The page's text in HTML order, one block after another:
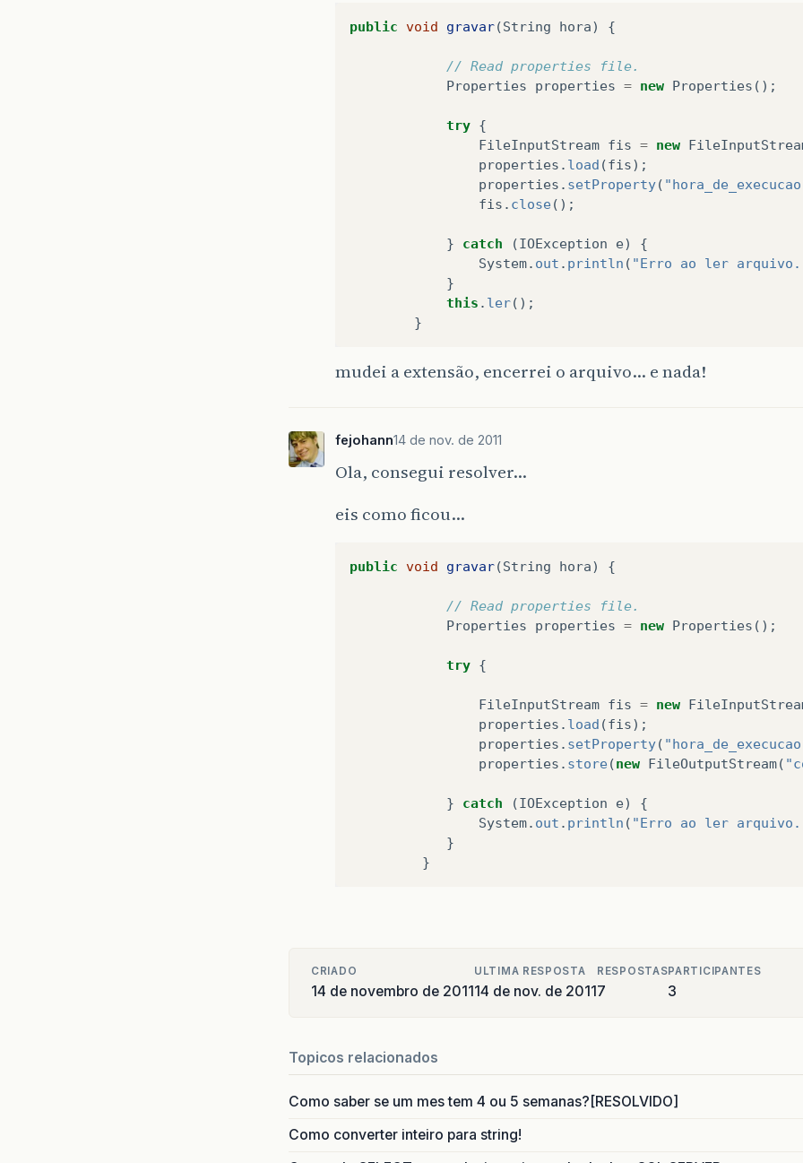
public void gravar(String hora) {
// Read properties file.
Properties
properties = new Properties ();
try {
FileInputStream fis = new
properties . load (fis);
properties . setProperty(
fis . close();
} catch (IOException e)
{
System. out . println ( "Erro ao ler
}
this . ler();
}
mudei a extensão, encerrei o arquivo… e nada!
fejohann14 de nov. de 2011
Ola, consegui resolver…
eis como ficou…
public void gravar(String hora) {
// Read properties file.
Properties
properties = new Properties ();
try {
FileInputStream fis = new
properties . load (fis);
properties . setProperty(
properties . store(new FileOutputStream(
} catch (IOException e)
{
System. out . println ( "Erro ao ler
}
}
CRIADO
14 de novembro de 2011
ULTIMA RESPOSTA
14 de nov. de 2011
RESPOSTAS
7
PARTICIPANTES
3
Topicos relacionados
Como saber se um mes tem 4 ou 5 semanas?[RESOLVIDO]
Como converter inteiro para string!